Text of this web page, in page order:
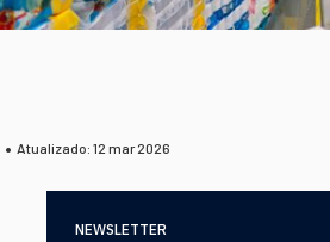
• Atualizado: 12 mar 2026
NEWSLETTER